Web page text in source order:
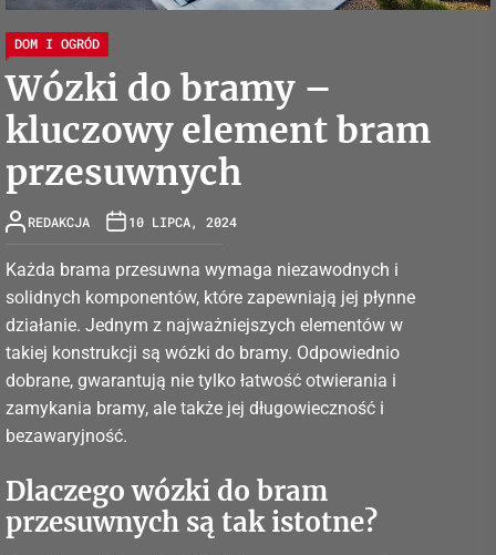
DOM I OGRÓD
Wózki do bramy –
kluczowy element bram
przesuwnych
REDAKCJA 10 LIPCA, 2024
Każda brama przesuwna wymaga niezawodnych i
solidnych komponentów, które zapewniają jej płynne
działanie. Jednym z najważniejszych elementów w
takiej konstrukcji są wózki do bramy. Odpowiednio
dobrane, gwarantują nie tylko łatwość otwierania i
zamykania bramy, ale także jej długowieczność i
bezawaryjność.
Dlaczego wózki do bram
przesuwnych są tak istotne?